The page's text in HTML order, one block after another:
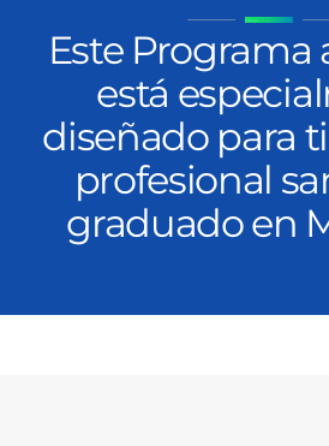
Este Programa
está
diseñado para
profesional
graduado en